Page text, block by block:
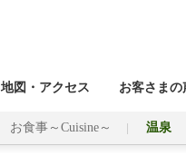
地図・アクセス お客さまの
お食事～Cuisine～ 温泉